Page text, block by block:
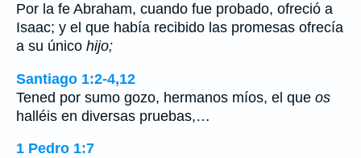
Por la fe Abraham, cuando fue probado, ofreció a
Isaac; y el que había recibido las promesas ofrecía
a su único hijo;
Santiago 1:2-4,12
Tened por sumo gozo, hermanos míos, el que os
halléis en diversas pruebas,…
1 Pedro 1:7